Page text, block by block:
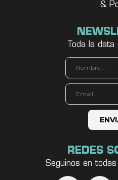
&
Toda la
REDES
Seguinos en